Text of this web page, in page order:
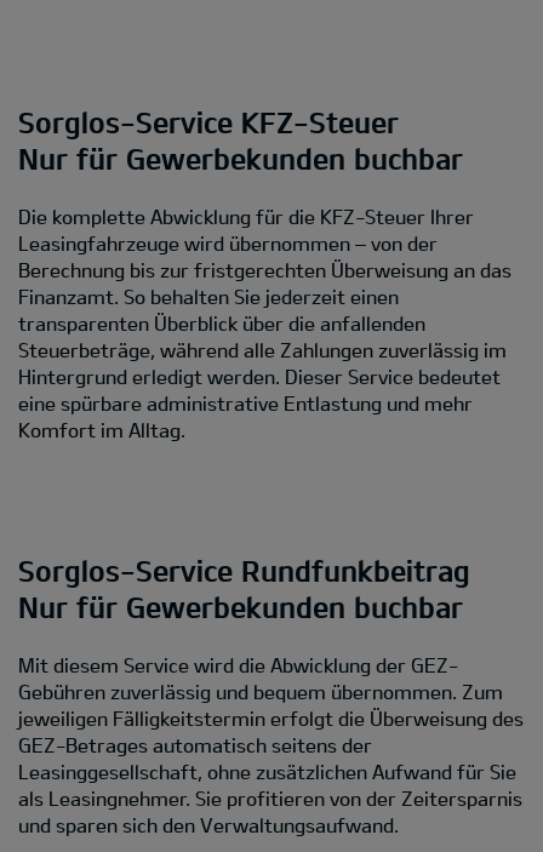
Sorglos-Service KFZ-Steuer
Nur für Gewerbekunden buchbar
Die komplette Abwicklung für die KFZ-Steuer Ihrer
Leasingfahrzeuge wird übernommen – von der
Berechnung bis zur fristgerechten Überweisung an das
Finanzamt. So behalten Sie jederzeit einen
transparenten Überblick über die anfallenden
Steuerbeträge, während alle Zahlungen zuverlässig im
Hintergrund erledigt werden. Dieser Service bedeutet
eine spürbare administrative Entlastung und mehr
Komfort im Alltag.
Sorglos-Service Rundfunkbeitrag
Nur für Gewerbekunden buchbar
Mit diesem Service wird die Abwicklung der GEZ-
Gebühren zuverlässig und bequem übernommen. Zum
jeweiligen Fälligkeitstermin erfolgt die Überweisung des
GEZ-Betrages automatisch seitens der
Leasinggesellschaft, ohne zusätzlichen Aufwand für Sie
als Leasingnehmer. Sie profitieren von der Zeitersparnis
und sparen sich den Verwaltungsaufwand.